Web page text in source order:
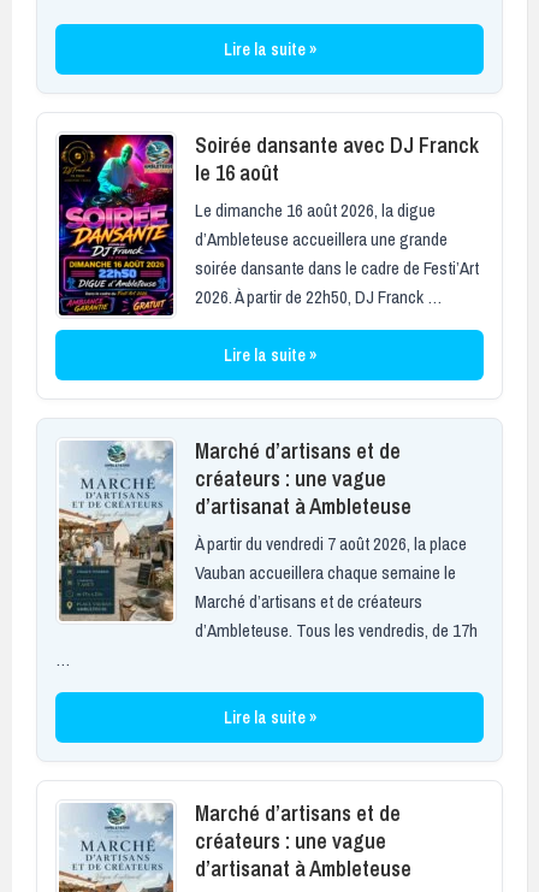
Lire la suite »
Soirée dansante avec DJ Franck
le 16 août
Le dimanche 16 août 2026, la digue
d’Ambleteuse accueillera une grande
soirée dansante dans le cadre de Festi’Art
2026. À partir de 22h50, DJ Franck …
Lire la suite »
Marché d’artisans et de
créateurs : une vague
d’artisanat à Ambleteuse
À partir du vendredi 7 août 2026, la place
Vauban accueillera chaque semaine le
Marché d’artisans et de créateurs
d’Ambleteuse. Tous les vendredis, de 17h
…
Lire la suite »
Marché d’artisans et de
créateurs : une vague
d’artisanat à Ambleteuse